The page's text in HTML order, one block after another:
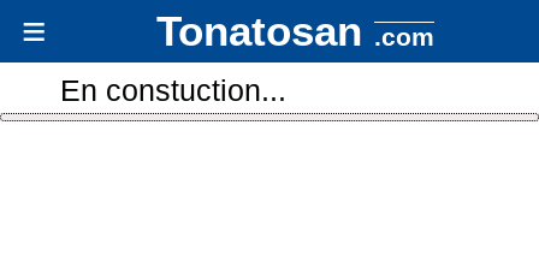
≡ Tonatosan .com
En constuction...